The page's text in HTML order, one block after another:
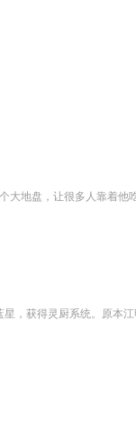
大地盘，让很多人靠着他
，获得灵厨系统。原本